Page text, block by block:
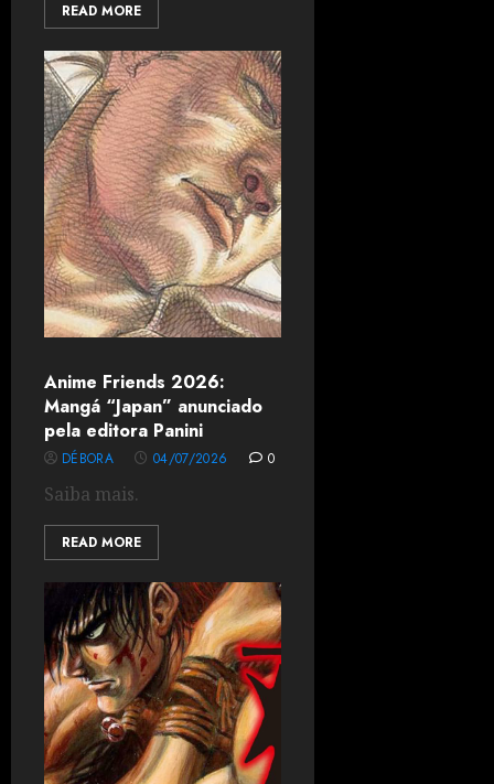
READ MORE
Anime Friends 2026:
Mangá “Japan” anunciado
pela editora Panini
DÉBORA 04/07/2026 0
Saiba mais.
READ MORE